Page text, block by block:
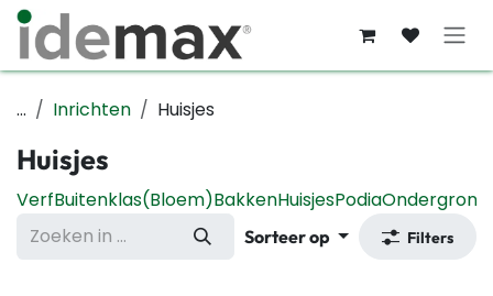
Overslaan naar inhoud
... Inrichten Huisjes
Huisjes
VerfBuitenklas(Bloem)BakkenHuisjesPodiaOndergrond
Sorteer op Filters